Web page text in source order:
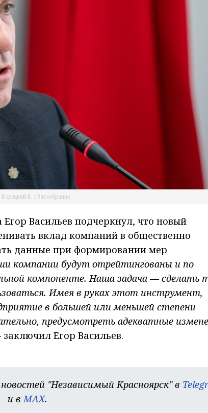
В. / Заксобрание
Васильев подчеркнул, что новый
вклад компаний в общественно
данные при формировании мер
компании будут отрейтингованы и по
компоненте. Наша задача — сделать
Имея в руках этот инструмент,
в большей или меньшей степени
предусмотреть адекватные
заключил Егор Васильев.
"Независимый Красноярск" в
и в MAX.